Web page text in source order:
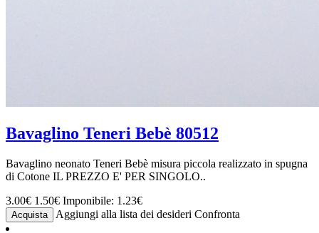
Bavaglino Teneri Bebè 80512
Bavaglino neonato Teneri Bebè misura piccola realizzato in spugna
di Cotone IL PREZZO E' PER SINGOLO..
3.00€ 1.50€ Imponibile: 1.23€
Acquista Aggiungi alla lista dei desideri Confronta